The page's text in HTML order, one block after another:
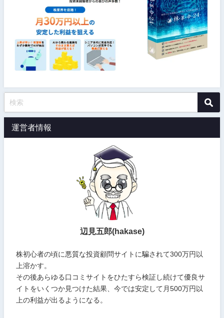
運営者情報
辺見五郎(hakase)
株初心者の頃に悪質な投資顧問サイトに騙されて300万円以
上溶かす。
その後あらゆる口コミサイトをひたすら検証し続けて優良サ
イトをいくつか見つけた結果、今では安定して月500万円以
上の利益が出るようになる。